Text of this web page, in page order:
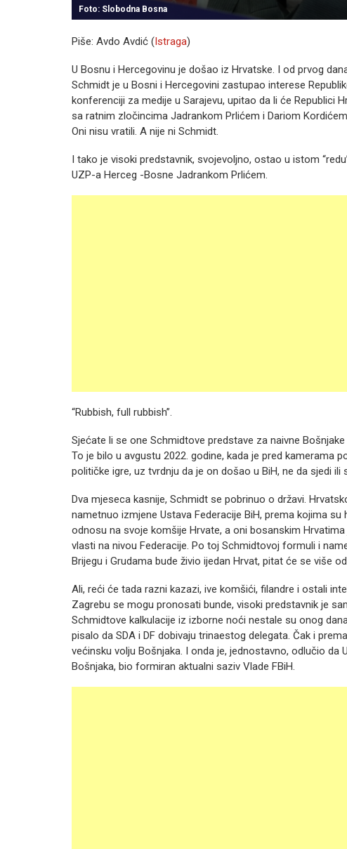
Foto: Slobodna Bosna
Piše: Avdo Avdić (Istraga)
U Bosnu i Hercegovinu je došao iz Hrvatske. I od prvog
Schmidt je u Bosni i Hercegovini zastupao interese
konferenciji za medije u Sarajevu, upitao da li će Republici
sa ratnim zločincima Jadrankom Prlićem i Dariom
Oni nisu vratili. A nije ni Schmidt.
I tako je visoki predstavnik, svojevoljno, ostao u istom
UZP-a Herceg -Bosne Jadrankom Prlićem.
“Rubbish, full rubbish”.
Sjećate li se one Schmidtove predstave za naivne
To je bilo u avgustu 2022. godine, kada je pred kamerama
političke igre, uz tvrdnju da je on došao u BiH, ne da sjedi ili
Dva mjeseca kasnije, Schmidt se pobrinuo o državi.
nametnuo izmjene Ustava Federacije BiH, prema kojima
odnosu na svoje komšije Hrvate, a oni bosanskim
vlasti na nivou Federacije. Po toj Schmidtovoj formuli i
Brijegu i Grudama bude živio ijedan Hrvat, pitat će se više
Ali, reći će tada razni kazazi, ive komšići, filandre i ostali
Zagrebu se mogu pronosati bunde, visoki predstavnik je
Schmidtove kalkulacije iz izborne noći nestale su onog
pisalo da SDA i DF dobivaju trinaestog delegata. Čak i
većinsku volju Bošnjaka. I onda je, jednostavno, odlučio da
Bošnjaka, bio formiran aktualni saziv Vlade FBiH.